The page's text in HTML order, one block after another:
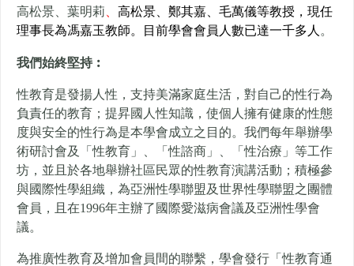
高松景、葉明莉
高松景、鄭其嘉、毛萬儀等教授，現任
理事長為馮嘉玉教師。目前學會會員人數已達一千多人 。
我們始終堅持︰
性教育是發揚人性，支持美滿家庭生活，對自己的性行為
負責任的教育；提昇國人性知識，使個人擁有健康的性態
度與安全的性行為是本學會成立之目的。我們每年舉辦學
術研討會及「性教育」、「性諮商」、「性治療」等工作
坊，並且於各地舉辦社區民眾的性教育演講活動；積極參
與國際性學組織，為亞洲性學聯盟及世界性學聯盟之團體
會員，且在1996年主辦了國際愛滋病會議及亞洲性學會
議。
為推廣性教育及增加會員間的聯繫，學會發行「性教育通